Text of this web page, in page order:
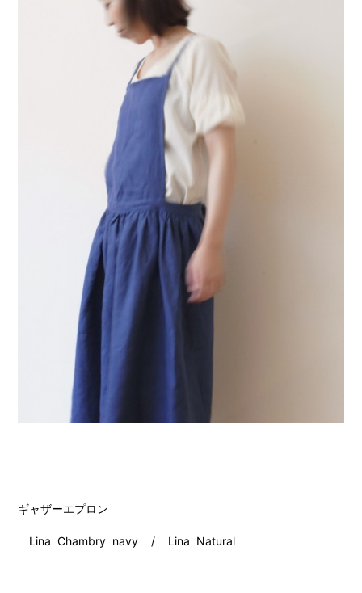
ギャザーエプロン
Lina Chambry navy / Lina Natural